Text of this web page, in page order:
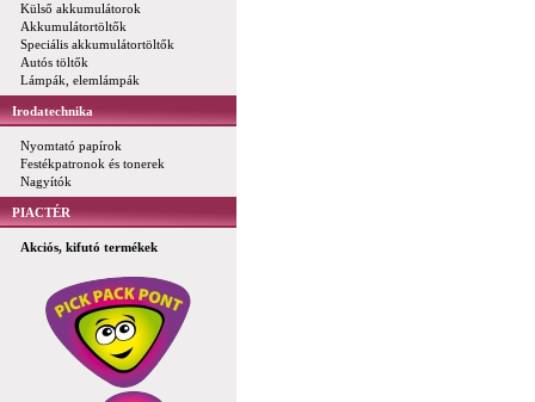
Külső akkumulátorok
Akkumulátortöltők
Speciális akkumulátortöltők
Autós töltők
Lámpák, elemlámpák
Irodatechnika
Nyomtató papírok
Festékpatronok és tonerek
Nagyítók
PIACTÉR
Akciós, kifutó termékek